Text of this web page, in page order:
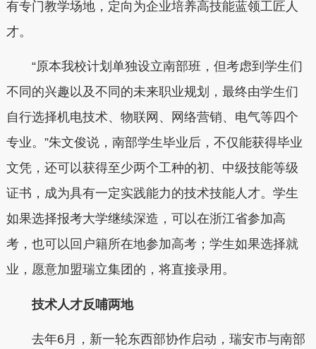
有专门教学场地，定向为企业培养高技能蓝领工匠人
才。
“原本我校计划单独设立南部班，但考虑到学生们
不同的兴趣以及不同的未来职业规划，最终由学生们
自行选择机电技术、物联网、网络营销、电气等四个
专业。”朱文俊说，南部学生毕业后，不仅能获得毕业
文凭，还可以获得至少两个工种的初、中级技能等级
证书，成为具有一定实践能力的技术技能人才。学生
如果选择报考大学继续深造，可以在浙江省参加高
考，也可以回户籍所在地参加高考；学生如果选择就
业，愿意加盟瑞立集团的，将直接录用。
技术人才反哺两地
去年6月，新一轮东西部协作启动，瑞安市与南部